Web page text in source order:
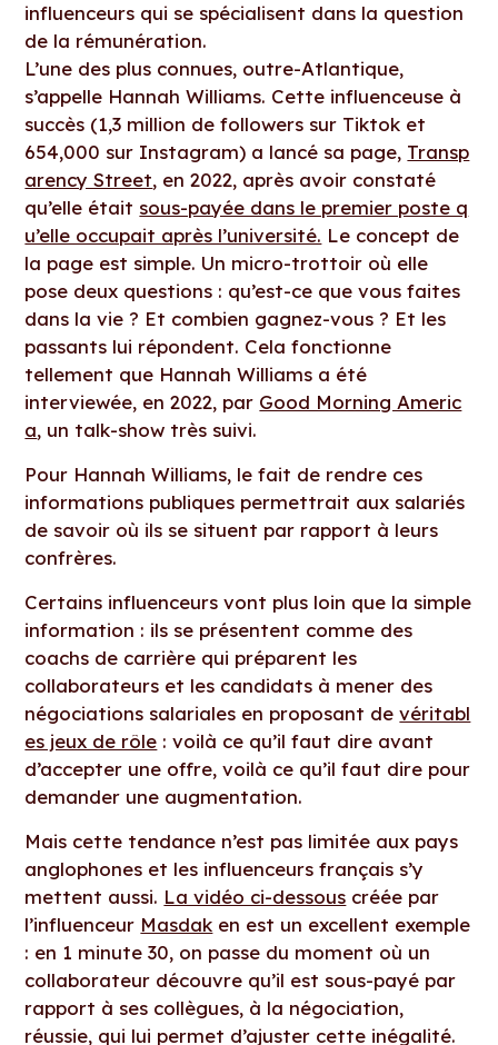
influenceurs qui se spécialisent dans la question
de la rémunération.
L’une des plus connues, outre-Atlantique,
s’appelle Hannah Williams. Cette influenceuse à
succès (1,3 million de followers sur Tiktok et
654,000 sur Instagram) a lancé sa page, Transp
arency Street, en 2022, après avoir constaté
qu’elle était sous-payée dans le premier poste q
u’elle occupait après l’université. Le concept de
la page est simple. Un micro-trottoir où elle
pose deux questions : qu’est-ce que vous faites
dans la vie ? Et combien gagnez-vous ? Et les
passants lui répondent. Cela fonctionne
tellement que Hannah Williams a été
interviewée, en 2022, par Good Morning Americ
a, un talk-show très suivi.
Pour Hannah Williams, le fait de rendre ces
informations publiques permettrait aux salariés
de savoir où ils se situent par rapport à leurs
confrères.
Certains influenceurs vont plus loin que la simple
information : ils se présentent comme des
coachs de carrière qui préparent les
collaborateurs et les candidats à mener des
négociations salariales en proposant devéritabl
es jeux de rôle : voilà ce qu’il faut dire avant
d’accepter une offre, voilà ce qu’il faut dire pour
demander une augmentation.
Mais cette tendance n’est pas limitée aux pays
anglophones et les influenceurs français s’y
mettent aussi. La vidéo ci-dessous créée par
l’influenceur Masdak en est un excellent exemple
: en 1 minute 30, on passe du moment où un
collaborateur découvre qu’il est sous-payé par
rapport à ses collègues, à la négociation,
réussie, qui lui permet d’ajuster cette inégalité.